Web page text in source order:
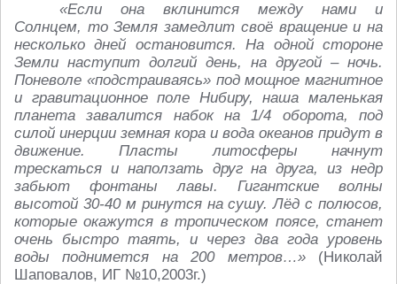
«Если она вклинится между нами и
Солнцем, то Земля замедлит своё вращение и на
несколько дней остановится. На одной стороне
Земли наступит долгий день, на другой – ночь.
Поневоле «подстраиваясь» под мощное магнитное
и гравитационное поле Нибиру, наша маленькая
планета завалится набок на 1/4 оборота, под
силой инерции земная кора и вода океанов придут в
движение. Пласты литосферы начнут
трескаться и наползать друг на друга, из недр
забьют фонтаны лавы. Гигантские волны
высотой 30-40 м ринутся на сушу. Лёд с полюсов,
которые окажутся в тропическом поясе, станет
очень быстро таять, и через два года уровень
воды поднимется на 200 метров…»(Николай
Шаповалов, ИГ №10,2003г.)